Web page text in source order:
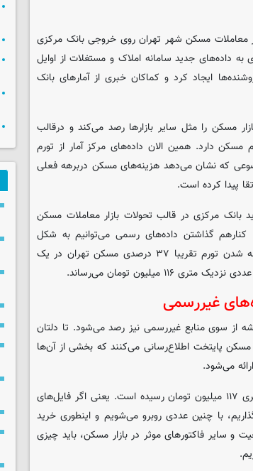
معاملات مسکن شهر تهران روی خروجی بانک مرکزی
داده‌های جدید سامانه املاک و مستغلات از اوایل
و فروشنده‌ها ایجاد کرد و کماکان خبری از آمارهای بانک
مسکن را مثل سایر بازارها رصد می‌کند و درقالب
دارد. همین الان داده‌های مرکز آمار از تورم
موضوعی که نشان می‌دهد هزینه‌های مسکن دربرهه فعلی
مرکزی در قالب تحولات بازار معاملات مسکن
گذاشتن داده‌های رسمی می‌توانیم به شکل
تقریبی از آخرین قیمت‌ها باخبر شویم. طوریکه‌ اضافه شدن تورم تقریبا ۳۷ درصدی مسکن تهران در یک
میلیون تومان می‌رساند.
غیررسمی
سوی منابع غیررسمی نیز رصد می‌شود. تا دلتان
مسکن پایتخت اطلاع‌رسانی می‌کنند که بخشی از آن‌ها
می‌شود.
قیمت مسکن در تهران طبق همین دیتاها به مرز متری ۱۱۷ میلیون تومان رسیده است. یعنی اگر فایل‌های
با چنین عددی روبرو می‌شویم و اینطوری خرید
و موقعیت و سایر فاکتورهای موثر در بازار مسکن، باید چیزی